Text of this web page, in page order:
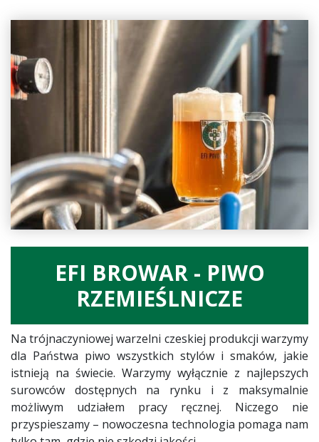
EFI BROWAR - PIWO
RZEMIEŚLNICZE
Na trójnaczyniowej warzelni czeskiej produkcji warzymy
dla Państwa piwo wszystkich stylów i smaków, jakie
istnieją na świecie. Warzymy wyłącznie z najlepszych
surowców dostępnych na rynku i z maksymalnie
możliwym udziałem pracy ręcznej. Niczego nie
przyspieszamy – nowoczesna technologia pomaga nam